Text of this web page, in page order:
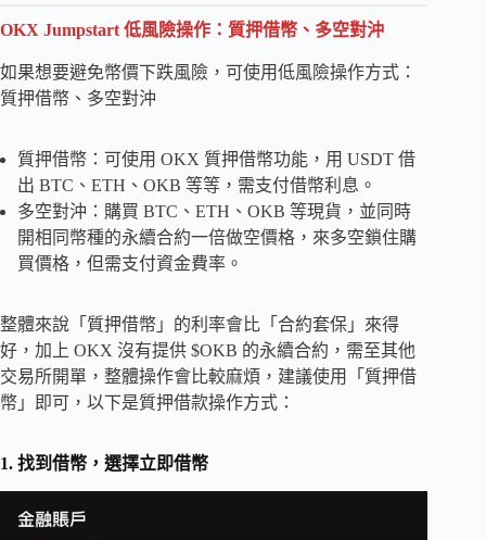
OKX Jumpstart 低風險操作：質押借幣、多空對沖
如果想要避免幣價下跌風險，可使用低風險操作方式：
質押借幣、多空對沖
質押借幣：可使用 OKX 質押借幣功能，用 USDT 借
出 BTC、ETH、OKB 等等，需支付借幣利息。
多空對沖：購買 BTC、ETH、OKB 等現貨，並同時
開相同幣種的永續合約一倍做空價格，來多空鎖住購
買價格，但需支付資金費率。
整體來說「質押借幣」的利率會比「合約套保」來得
好，加上 OKX 沒有提供 $OKB 的永續合約，需至其他
交易所開單，整體操作會比較麻煩，建議使用「質押借
幣」即可，以下是質押借款操作方式：
1. 找到借幣，選擇立即借幣